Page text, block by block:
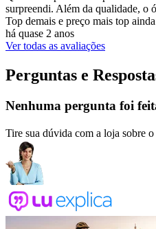
surpreendi. Além da qualidade, o
Top demais e preço mais top
há quase 2 anos
Ver todas as avaliações
Perguntas e
Nenhuma pergunta foi
Tire sua dúvida com a loja sobre